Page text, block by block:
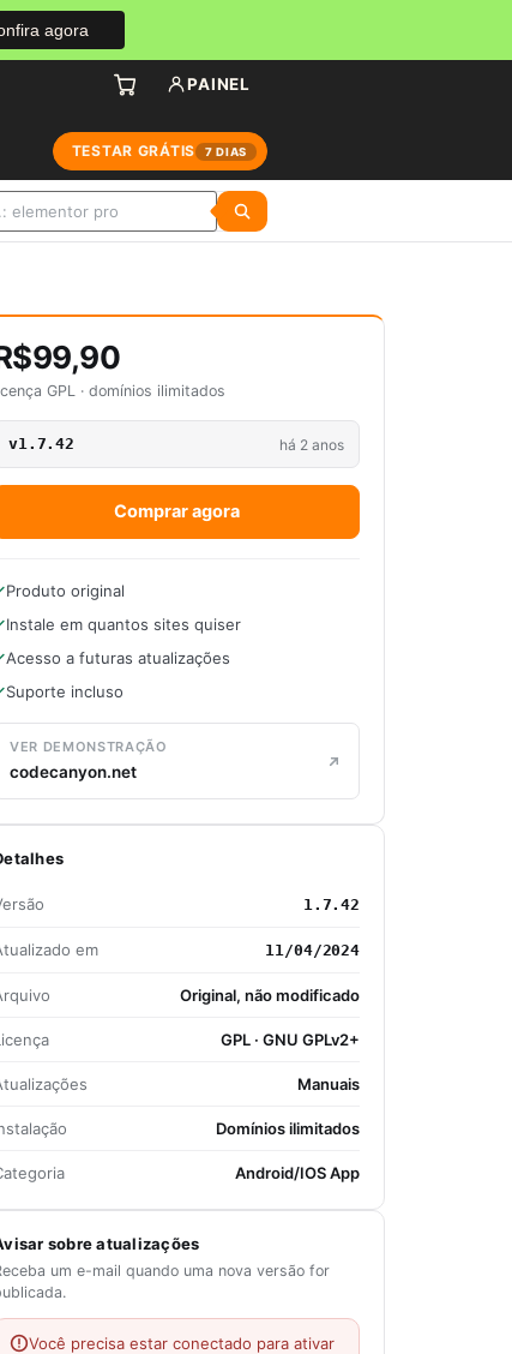
agora
TESTAR GRÁTIS 7 DIAS
PAINEL
GPL · domínios ilimitados
v1.7.42 há 2 anos
Comprar agora
Produto original
Instale em quantos sites quiser
Acesso a futuras atualizações
Suporte incluso
VER DEMONSTRAÇÃO
codecanyon.net
1.7.42
em 11/04/2024
Original, não modificado
GPL · GNU GPLv2+
Manuais
Domínios ilimitados
Android/IOS App
sobre atualizações
um e-mail quando uma nova versão for
Você precisa estar conectado para ativar